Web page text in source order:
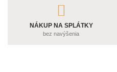
NÁKUP NA SPLÁTKY
bez navýšenia